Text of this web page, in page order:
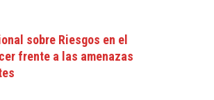
sobre Riesgos en el
frente a las amenazas